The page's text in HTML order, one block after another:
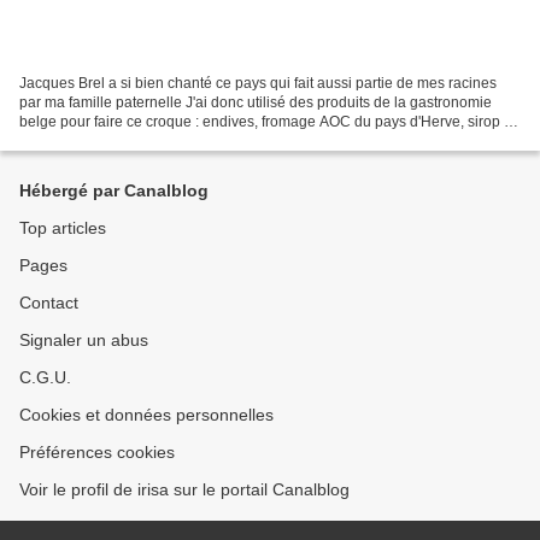
Jacques Brel a si bien chanté ce pays qui fait aussi partie de mes racines
par ma famille paternelle J'ai donc utilisé des produits de la gastronomie
belge pour faire ce croque : endives, fromage AOC du pays d'Herve, sirop de
Hébergé par Canalblog
Top articles
Pages
Contact
Signaler un abus
C.G.U.
Cookies et données personnelles
Préférences cookies
Voir le profil de irisa sur le portail Canalblog